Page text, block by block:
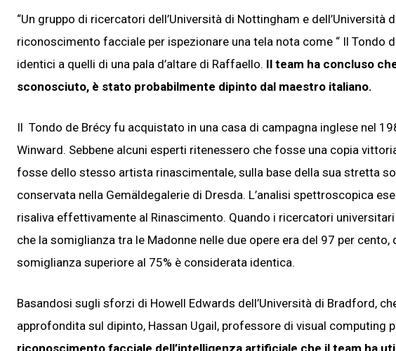
“Un gruppo di ricercatori dell’Università di Nottingham e
riconoscimento facciale per ispezionare una tela nota come “ Il Tondo
identici a quelli di una pala d’altare di Raffaello. Il team ha concluso
sconosciuto, è stato probabilmente dipinto dal maestro italiano.
Il Tondo de Brécy fu acquistato in una casa di campagna inglese nel
Winward. Sebbene alcuni esperti ritenessero che fosse una copia
fosse dello stesso artista rinascimentale, sulla base della sua stretta
conservata nella Gemäldegalerie di Dresda. L’analisi spettroscopica
risaliva effettivamente al Rinascimento. Quando i ricercatori
che la somiglianza tra le Madonne nelle due opere era del 97 per cento,
somiglianza superiore al 75% è considerata identica.
Basandosi sugli sforzi di Howell Edwards dell’Università di Bradford,
approfondita sul dipinto, Hassan Ugail, professore di visual computing
riconoscimento facciale dell’intelligenza artificiale che il team ha